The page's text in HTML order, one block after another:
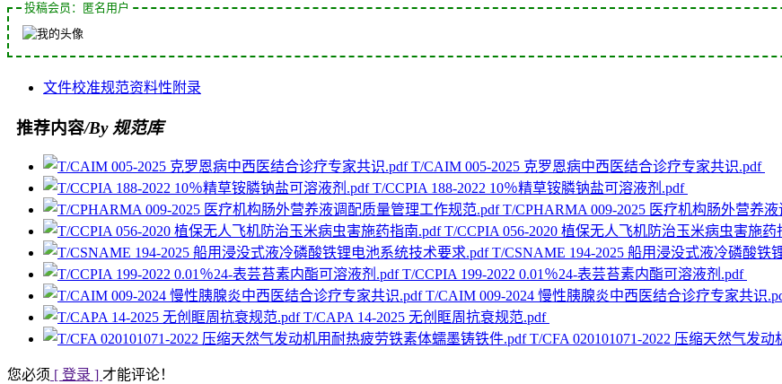
投稿会员：匿名用户
文件校准规范资料性 附录
推荐内容/By 规范库
T/CAIM 005-2025 克罗恩病中西医结合诊疗专家共识.pdf
T/CCPIA 188-2022 10％精草铵膦钠盐可溶液剂.pdf
T/CPHARMA 009-2025 医疗机构肠外营养
T/CCPIA 056-2020 植保无人飞机防治玉米病虫害施药
T/CSNAME 194-2025 船用浸没式液冷磷酸铁
T/CCPIA 199-2022 0.01％24-表芸苔素内酯可溶液剂.pdf
T/CAIM 009-2024 慢性胰腺炎中西医结合诊疗专家共识
T/CAPA 14-2025 无创眶周抗衰规范.pdf
T/CFA 020101071-2022 压缩天然气发
您必须 [ 登录 ] 才能评论！